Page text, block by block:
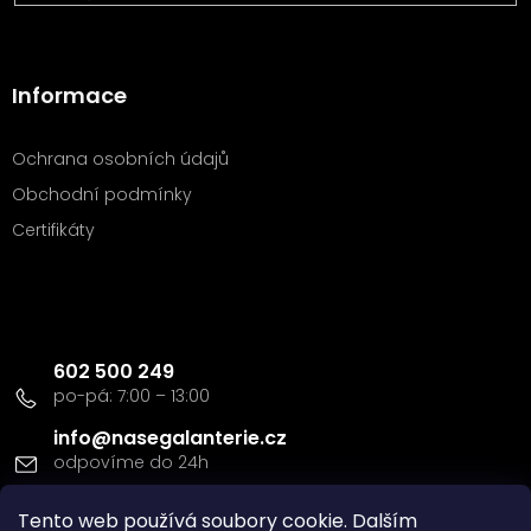
Tento web používá soubory cookie. Dalším
Informace
Ochrana osobních údajů
Obchodní podmínky
Certifikáty
info@nasegalanterie.cz
602 500 249
Doprava a platba